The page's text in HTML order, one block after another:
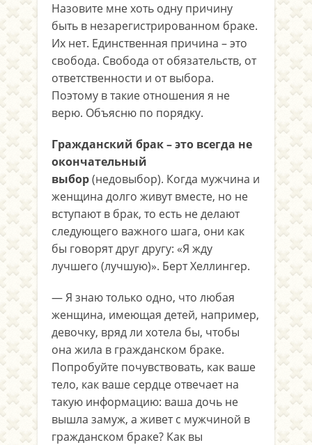
Назовите мне хоть одну причину
быть в незарегистрированном браке.
Их нет. Единственная причина – это
свобода. Свобода от обязательств, от
ответственности и от выбора.
Поэтому в такие отношения я не
верю. Объясню по порядку.
Гражданский брак – это всегда не
окончательный
выбор(недовыбор). Когда мужчина и
женщина долго живут вместе, но не
вступают в брак, то есть не делают
следующего важного шага, они как
бы говорят друг другу: «Я жду
лучшего (лучшую)». Берт Хеллингер.
— Я знаю только одно, что любая
женщина, имеющая детей, например,
девочку, вряд ли хотела бы, чтобы
она жила в гражданском браке.
Попробуйте почувствовать, как ваше
тело, как ваше сердце отвечает на
такую информацию: ваша дочь не
вышла замуж, а живет с мужчиной в
гражданском браке? Как вы